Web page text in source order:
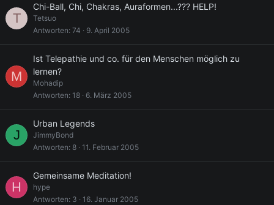
T
Chi-Ball, Chi, Chakras, Auraformen...??? HELP!
Tetsuo
Antworten 74 9. April 2005
M
Ist Telepathie und co. für den Menschen möglich zu
lernen?
Mohadip
Antworten 18 6. März 2005
J
Urban Legends
JimmyBond
Antworten 8 11. Februar 2005
H
Gemeinsame Meditation!
hype
Antworten 3 16. Januar 2005